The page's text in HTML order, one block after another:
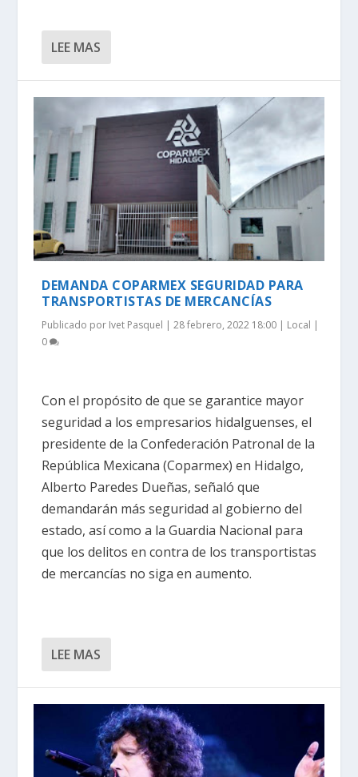
LEE MAS
DEMANDA COPARMEX SEGURIDAD PARA
TRANSPORTISTAS DE MERCANCÍAS
Publicado por Ivet Pasquel |28 febrero, 2022 18:00 | Local |
0
Con el propósito de que se garantice mayor
seguridad a los empresarios hidalguenses, el
presidente de la Confederación Patronal de la
República Mexicana (Coparmex) en Hidalgo,
Alberto Paredes Dueñas, señaló que
demandarán más seguridad al gobierno del
estado, así como a la Guardia Nacional para
que los delitos en contra de los transportistas
de mercancías no siga en aumento.
LEE MAS